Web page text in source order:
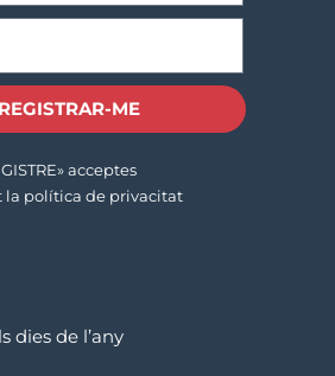
REGISTRAR-ME
acceptes
la política de privacitat
dies de l’any